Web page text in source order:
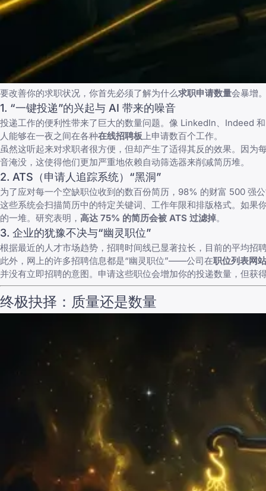
要改善你的求职状况，你首先必须了解为什么求职申请数量会暴增
1. “一键投递”的兴起与 AI 带来的噪音
投递工作的便利性带来了巨大的数量问题。像 LinkedIn、Indeed
人能够在一夜之间在各种在线招聘板上申请数百个工作。
虽然这听起来对求职者很方便，但却产生了适得其反的效果。因
音淹没，这使得他们更加严重地依赖自动筛选器来削减简历堆。
2. ATS（申请人追踪系统）“黑洞”
为了应对每一个空缺职位收到的数百份简历，98% 的财富 500 强
这些系统会扫描简历中的特定关键词、工作年限和排版格式。如果
的一堆。研究表明， 高达 75% 的简历会被 ATS 过滤掉。
3. 企业的犹豫不决与“幽灵职位”
根据最近的人才市场趋势 ，招聘时间线已显著拉长，目前的平均招
此外，网上的许多招聘信息都是“幽灵职位”——公司在职位列表网站
并没有立即招聘的意图。申请这些职位会增加你的投递数量，但获
终极抉择：质量还是数量